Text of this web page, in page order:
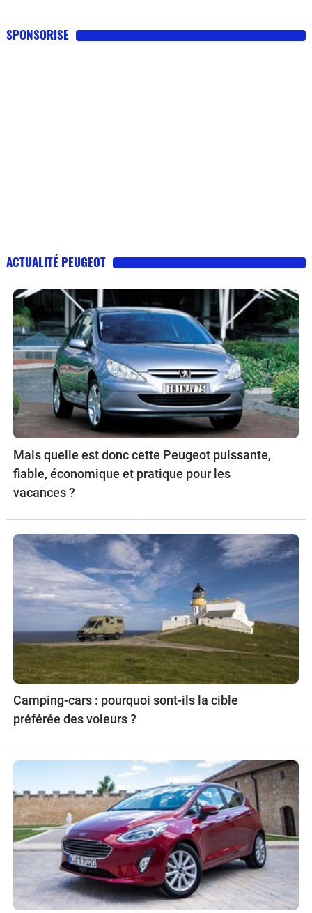
SPONSORISE
ACTUALITÉ PEUGEOT
Mais quelle est donc cette Peugeot puissante,
fiable, économique et pratique pour les
vacances ?
Camping-cars : pourquoi sont-ils la cible
préférée des voleurs ?